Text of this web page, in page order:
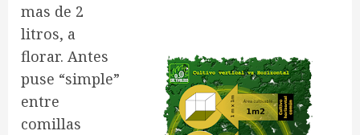
mas de 2
litros, a
florar. Antes
puse “simple”
entre
comillas